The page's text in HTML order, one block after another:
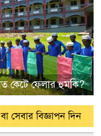
কেটে ফেলার হুমকি?